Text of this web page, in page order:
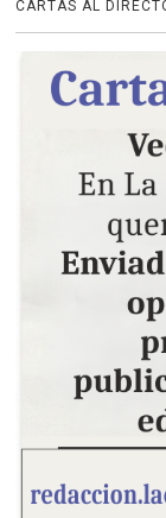
CARTAS AL